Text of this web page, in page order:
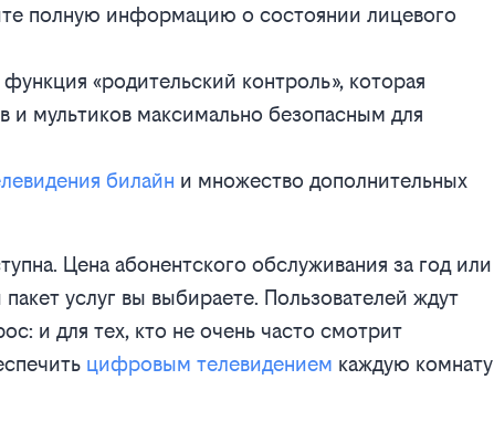
полную информацию о состоянии лицевого
«родительский контроль», которая
и мультиков максимально безопасным для
билайн и множество дополнительных
Цена абонентского обслуживания за год или
услуг вы выбираете. Пользователей ждут
и для тех, кто не очень часто смотрит
цифровым телевидением каждую комнату